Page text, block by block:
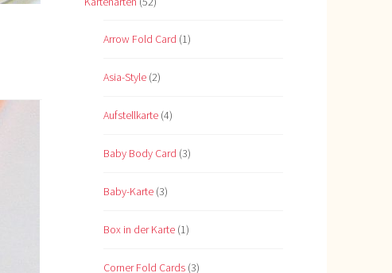
Arrow Fold Card (1)
Asia-Style (2)
Aufstellkarte (4)
Baby Body Card (3)
Baby-Karte (3)
Box in der Karte (1)
Corner Fold Cards (3)